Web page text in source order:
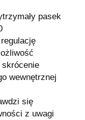
pasek
skrócenie
wewnętrznej
się
z uwagi